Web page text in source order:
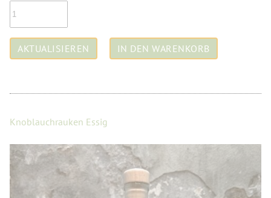
Knoblauchrauken Essig